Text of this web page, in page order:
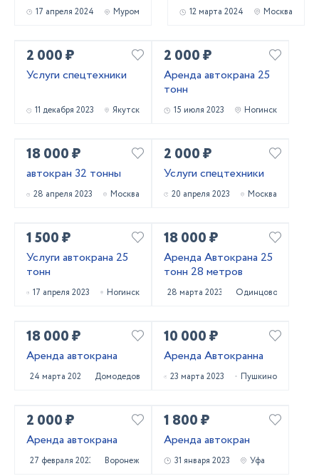
17 апреля 2024 Муром 12 марта 2024 Москва
2 000 ₽
Услуги спецтехники
11 декабря 2023 Якутск
2 000 ₽
Аренда автокрана 25
тонн
15 июля 2023 Ногинск
18 000 ₽
автокран 32 тонны
28 апреля 2023 Москва
2 000 ₽
Услуги спецтехники
20 апреля 2023 Москва
1 500 ₽
Услуги автокрана 25
тонн
17 апреля 2023 Ногинск
18 000 ₽
Аренда Автокрана 25
тонн 28 метров
28 марта 2023 Одинцово
18 000 ₽
Аренда автокрана
24 марта 2023 Домодедово
10 000 ₽
Аренда Автокранна
23 марта 2023 Пушкино
2 000 ₽
Аренда автокрана
27 февраля 2023 Воронеж
1 800 ₽
Аренда автокран
31 января 2023 Уфа